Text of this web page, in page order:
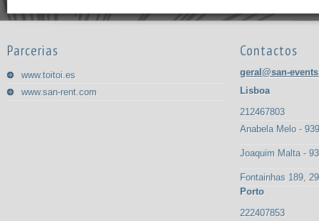
Parcerias
www.toitoi.es
www.san-rent.com
Contactos
geral@san-
Lisboa
212467803
Anabela Melo -
Joaquim Malta -
Fontainhas 189,
Porto
222407853